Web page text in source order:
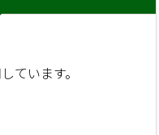
ています。